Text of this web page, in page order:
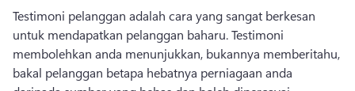
Testimoni pelanggan adalah cara yang sangat berkesan
untuk mendapatkan pelanggan baharu. Testimoni
membolehkan anda menunjukkan, bukannya memberitahu,
bakal pelanggan betapa hebatnya perniagaan anda